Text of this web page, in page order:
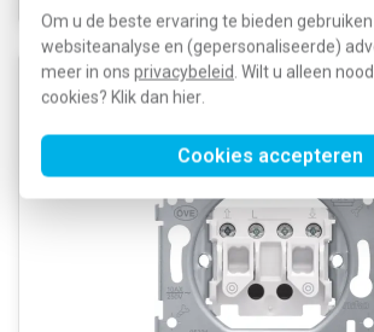
Om u de beste ervaring te bieden
websiteanalyse en (gepersonaliseerde)
meer in ons privacybeleid . Wilt u alleen
cookies? Klik dan hier
Cookies accepteren
Niko 170-95901 jaloezie impulsdrukker